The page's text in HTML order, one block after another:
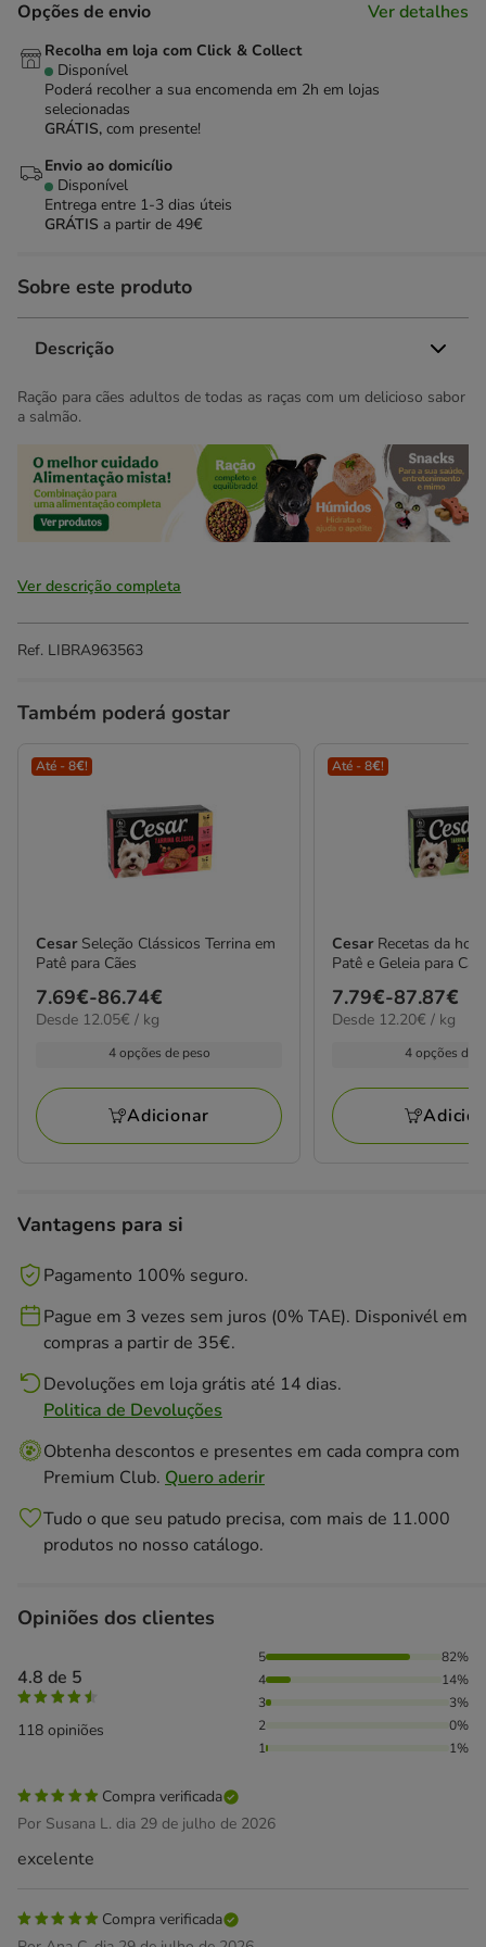
Opções de envio Ver detalhes
Recolha em loja com Click & Collect
Disponível
Poderá recolher a sua encomenda em 2h em lojas
selecionadas
GRÁTIS, com presente!
Envio ao domicílio
Disponível
Entrega entre 1-3 dias úteis
GRÁTIS a partir de 49€
Sobre este produto
Descrição
Ração para cães adultos de todas as raças com um delicioso sabor
a salmão.
Ver descrição completa
Ref. LIBRA963563
Também poderá gostar
Até - 8€!
Cesar Seleção Clássicos Terrina em
Patê para Cães
Preço
de
86.74€
7.69€-86.74€
12.05€
Desde 12.05€ / kg
4 opções de peso
Adicionar
Até - 8€!
Cesar Recetas da
Patê e Geleia para
Preço
de
87.87€
7.79€-87.87€
12.20€
Desde 12.20€ / kg
4 opções de
Vantagens para si
Pagamento 100% seguro.
Pague em 3 vezes sem juros (0% TAE). Disponivél em
compras a partir de 35€.
Devoluções em loja grátis até 14 dias.
Politica de Devoluções
Obtenha descontos e presentes em cada compra com
Premium Club. Quero aderir
Tudo o que seu patudo precisa, com mais de 11.000
produtos no nosso catálogo.
Opiniões dos clientes
4.8 de 5
118 opiniões
82% das pessoas avaliaram com 5 estrelas, 14% das
5
82%
4
14%
3
3%
2
0%
1
1%
Compra verificada
Por Susana L. dia 29 de julho de 2026
excelente
Compra verificada